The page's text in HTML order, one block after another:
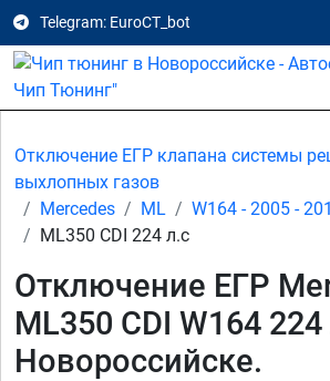
Telegram: EuroCT_bot
Отключение ЕГР клапана системы
выхлопных газов
Mercedes
ML
W164 - 2005 -
ML350 CDI 224 л.с
Отключение ЕГР
ML350 CDI W164
Новороссийске.